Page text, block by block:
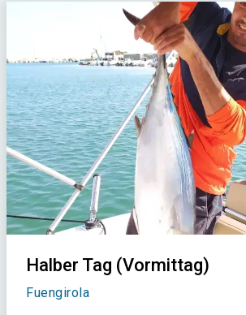
Halber Tag (Vormittag)
Fuengirola